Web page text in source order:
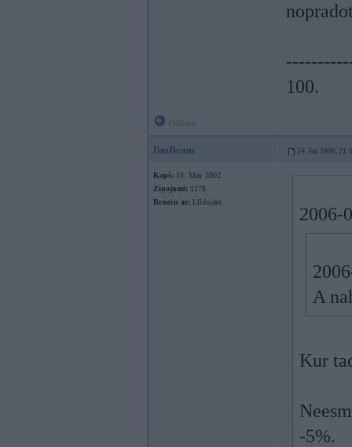
100.
JimBeam 24. Jan 2006,
Kopš: 16. May 2002
Ziņojumi: 1178
Braucu ar: Līīdojam
2006-
A
Kur
-5%.